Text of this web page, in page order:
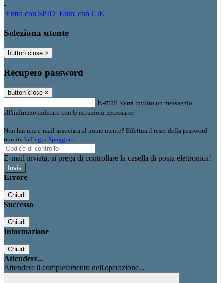
-
Entra con SPID Entra con CIE
Seleziona utente
button close ×
Recupero password
button close ×
E-mail Verrà inviato un messaggio
all'indirizzo indicato con le istruzioni necessarie.
Non hai una e-mail associata al nome utente? Effettua il reset della password
tramite la Login Spaggiari
E-mail inviata, si prega di controllare la casella di posta elettronica!
Errore
Chiudi
Successo
Chiudi
Informazione
Chiudi
Attendere...
Attendere il completamento dell'operazione...